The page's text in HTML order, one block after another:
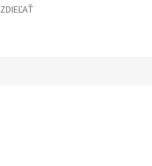
ZDIEĽAŤ